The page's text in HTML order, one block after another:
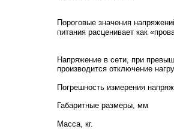
Пороговые значения
питания расценивает как
Напряжение в сети, при
производится отключение
Погрешность измерения
Габаритные размеры, мм
Масса, кг.